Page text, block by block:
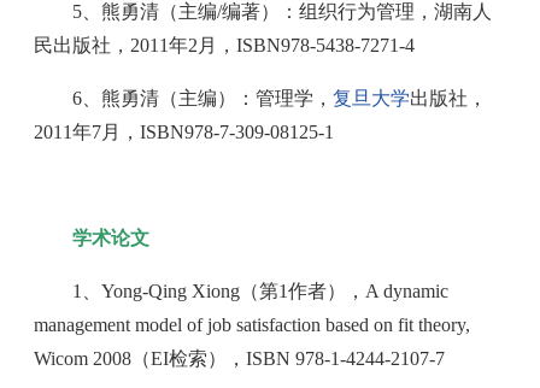
5、熊勇清（主编/编著）：组织行为管理，湖南人
民出版社，2011年2月，ISBN978-5438-7271-4
6、熊勇清（主编）：管理学， 复旦大学出版社，
2011年7月，ISBN978-7-309-08125-1
学术论文
1、Yong-Qing Xiong（第1作者），A dynamic
management model of job satisfaction based on fit theory,
Wicom 2008（EI检索），ISBN 978-1-4244-2107-7